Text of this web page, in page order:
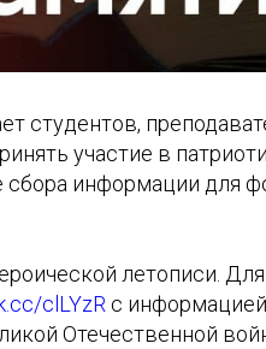
студентов,
участие в
сбора информации для
летописи. Для
clLYzR с
Отечественной